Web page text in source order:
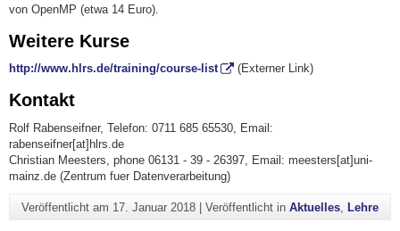
von OpenMP (etwa 14 Euro).
Weitere Kurse
http://www.hlrs.de/training/course-list (Externer Link)
Kontakt
Rolf Rabenseifner, Telefon: 0711 685 65530, Email:
rabenseifner[at]hlrs.de
Christian Meesters , phone 06131 - 39 - 26397, Email: meesters[at]uni-
mainz.de (Zentrum fuer Datenverarbeitung)
Veröffentlicht am 17. Januar 2018| Veröffentlicht in Aktuelles, Lehre